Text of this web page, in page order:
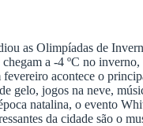
as Olimpíadas de
a -4 ºC no
acontece o
gelo, jogos na neve,
natalina, o evento
da cidade são o